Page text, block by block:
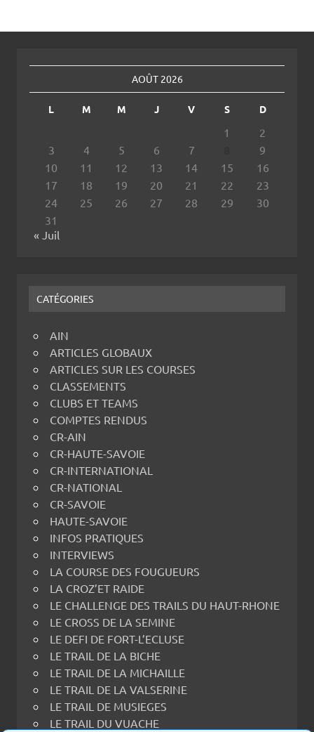
AOÛT 2026
L M M J V S D
1
2
3
4 5 6 7
9
10
11 12 13 14 15
16
17
18 19 20 21 22
23
24
25 26 27 28 29
30
31
« Juil
CATÉGORIES
AIN
ARTICLES GLOBAUX
ARTICLES SUR LES COURSES
CLASSEMENTS
CLUBS ET TEAMS
COMPTES RENDUS
CR-AIN
CR-HAUTE-SAVOIE
CR-INTERNATIONAL
CR-NATIONAL
CR-SAVOIE
HAUTE-SAVOIE
INFOS PRATIQUES
INTERVIEWS
LA COURSE DES FOUGUEURS
LA CROZ’ET RAIDE
LE CHALLENGE DES TRAILS DU HAUT-RHONE
LE CROSS DE LA SEMINE
LE DEFI DE FORT-L’ECLUSE
LE TRAIL DE LA BICHE
LE TRAIL DE LA MICHAILLE
LE TRAIL DE LA VALSERINE
LE TRAIL DE MUSIEGES
LE TRAIL DU VUACHE